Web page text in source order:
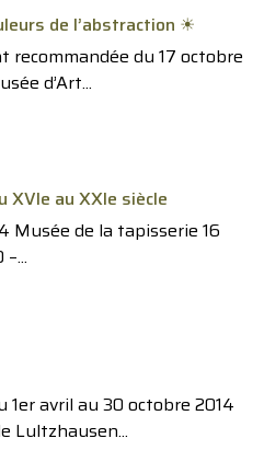
de l’abstraction ☀︎
du 17 octobre
d’Art...
XVIe au XXIe siècle
Musée de la tapisserie 16
avril au 30 octobre 2014
Lultzhausen...